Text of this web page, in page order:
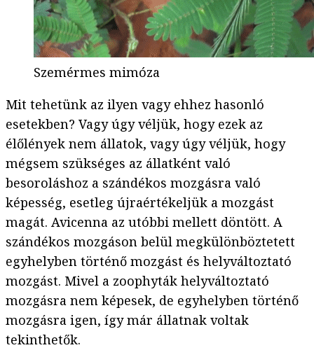
Szemérmes mimóza
Mit tehetünk az ilyen vagy ehhez hasonló
esetekben? Vagy úgy véljük, hogy ezek az
élőlények nem állatok, vagy úgy véljük, hogy
mégsem szükséges az állatként való
besoroláshoz a szándékos mozgásra való
képesség, esetleg újraértékeljük a mozgást
magát. Avicenna az utóbbi mellett döntött. A
szándékos mozgáson belül megkülönböztetett
egyhelyben történő mozgást és helyváltoztató
mozgást. Mivel a zoophyták helyváltoztató
mozgásra nem képesek, de egyhelyben történő
mozgásra igen, így már állatnak voltak
tekinthetők.